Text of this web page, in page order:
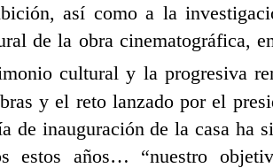
así como a la
de la obra cinematográfica,
cultural y la progresiva
y el reto lanzado por el
de inauguración de la casa ha
estos años… “nuestro